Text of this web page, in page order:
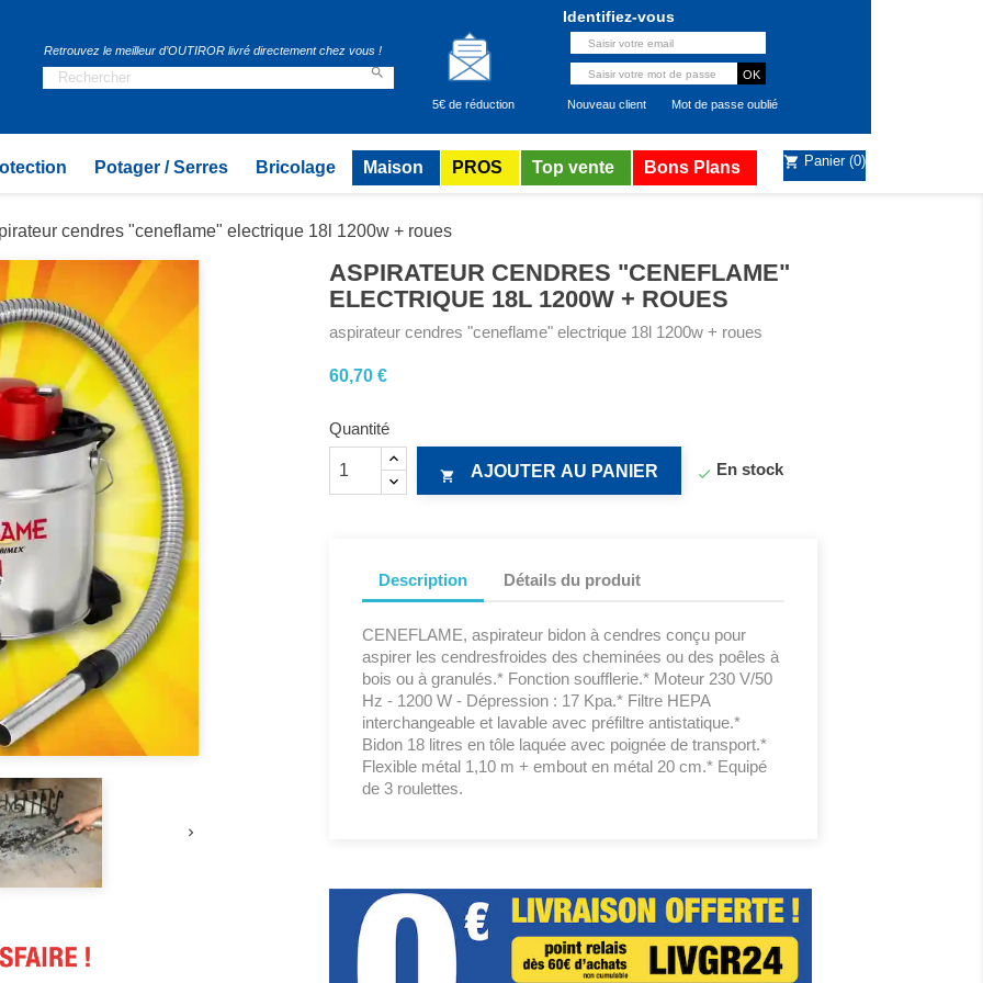
Retrouvez le meilleur d’OUTIROR livré directement chez vous !

5€ de réduction
Identifiez-vous
Nouveau client Mot de passe oublié
shopping_cart Panier (0)
Potager / Serres Bricolage Maison PROS Top vente Bons Plans
cendres "ceneflame" electrique 18l 1200w + roues

ASPIRATEUR CENDRES "CENEFLAME"
ELECTRIQUE 18L 1200W + ROUES
aspirateur cendres "ceneflame" electrique 18l 1200w + roues
60,70 €
Quantité
 AJOUTER AU PANIER  En stock
Description Détails du produit
CENEFLAME, aspirateur bidon à cendres conçu pour
aspirer les cendresfroides des cheminées ou des poêles à
bois ou à granulés.* Fonction soufflerie.* Moteur 230 V/50
Hz - 1200 W - Dépression : 17 Kpa.* Filtre HEPA
interchangeable et lavable avec préfiltre antistatique.*
Bidon 18 litres en tôle laquée avec poignée de transport.*
Flexible métal 1,10 m + embout en métal 20 cm.* Equipé
de 3 roulettes.